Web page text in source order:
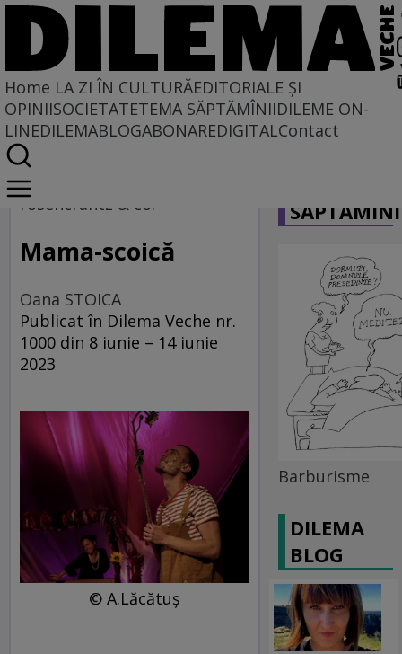
Home LA ZI ÎN CULTURĂEDITORIALE ȘI
OPINIISOCIETATETEMA SĂPTĂMÎNIIDILEME ON-
LINEDILEMABLOGABONAREDIGITALContact
Home
La zi în cultură
rosencrantz & co.
Mama-scoică
Oana STOICA
Publicat în Dilema Veche nr.
1000 din 8 iunie – 14 iunie
2023
© A.Lăcătuș
Barburisme
DILEMA
BLOG